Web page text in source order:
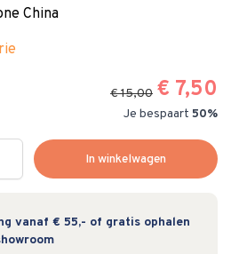
China
€ 15,00 € 7,50
Je bespaart 50%
In winkelwagen
vanaf € 55,- of gratis ophalen